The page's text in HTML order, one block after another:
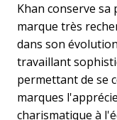
Khan conserve sa
marque très
dans son
travaillant
permettant de se
marques
charismatique à